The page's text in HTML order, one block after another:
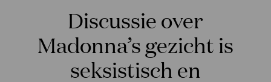
Discussie over
Madonna’s gezicht is
seksistisch en